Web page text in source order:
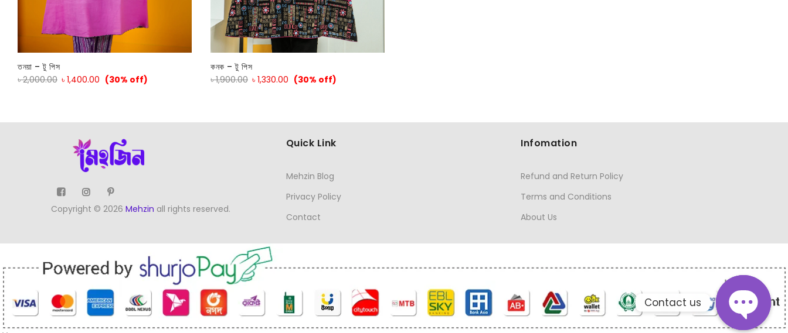
তনয়া – টু পিস
৳2,000.00 ৳ 1,400.00 (30% off)
কনক – টু পিস
৳1,900.00 ৳ 1,330.00 (30% off)
Copyright © 2026 Mehzin all rights reserved.
Quick Link
Mehzin Blog
Privacy Policy
Contact
Infomation
Refund and Return Policy
Terms and Conditions
About Us
Contact us